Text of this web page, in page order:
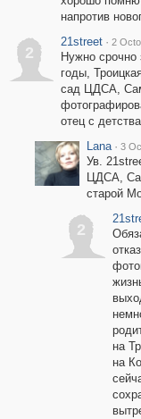
напротив
2
21street · 2
Нужно срочно
годы,
сад ЦДСА,
отец с
Lana · 3
Ув.
ЦДСА,
старой
2
на
на